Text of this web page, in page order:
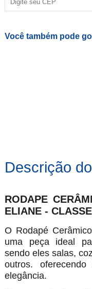
Você também pode
Descrição
RODAPE
ELIANE -
O Rodapé
uma peça ideal
sendo eles salas,
outros.
elegância.